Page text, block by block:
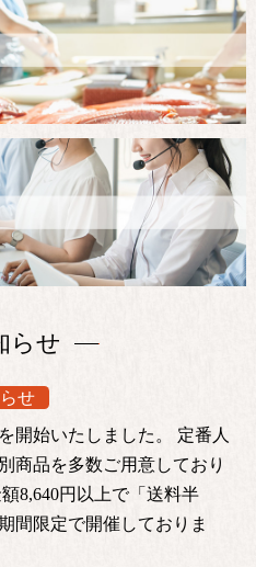
らせ
せ
開始いたしました。 定番人
商品を多数ご用意しており
8,640円以上で「送料半
間限定で開催しておりま